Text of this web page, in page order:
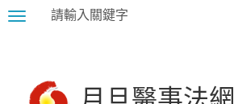
Toggle